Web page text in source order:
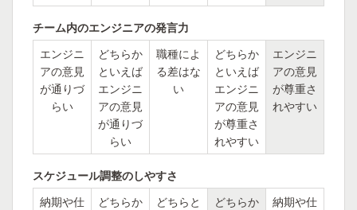
チーム内のエンジニアの発言力
エンジニ
アの意見
が通りづ
らい
どちらか
といえば
エンジニ
アの意見
が通りづ
らい
職種によ
る差はな
い
どちらか
といえば
エンジニ
アの意見
が尊重さ
れやすい
エンジニ
アの意見
が尊重さ
れやすい
スケジュール調整のしやすさ
納期や仕
どちらか
どちらと
どちらか
納期や仕